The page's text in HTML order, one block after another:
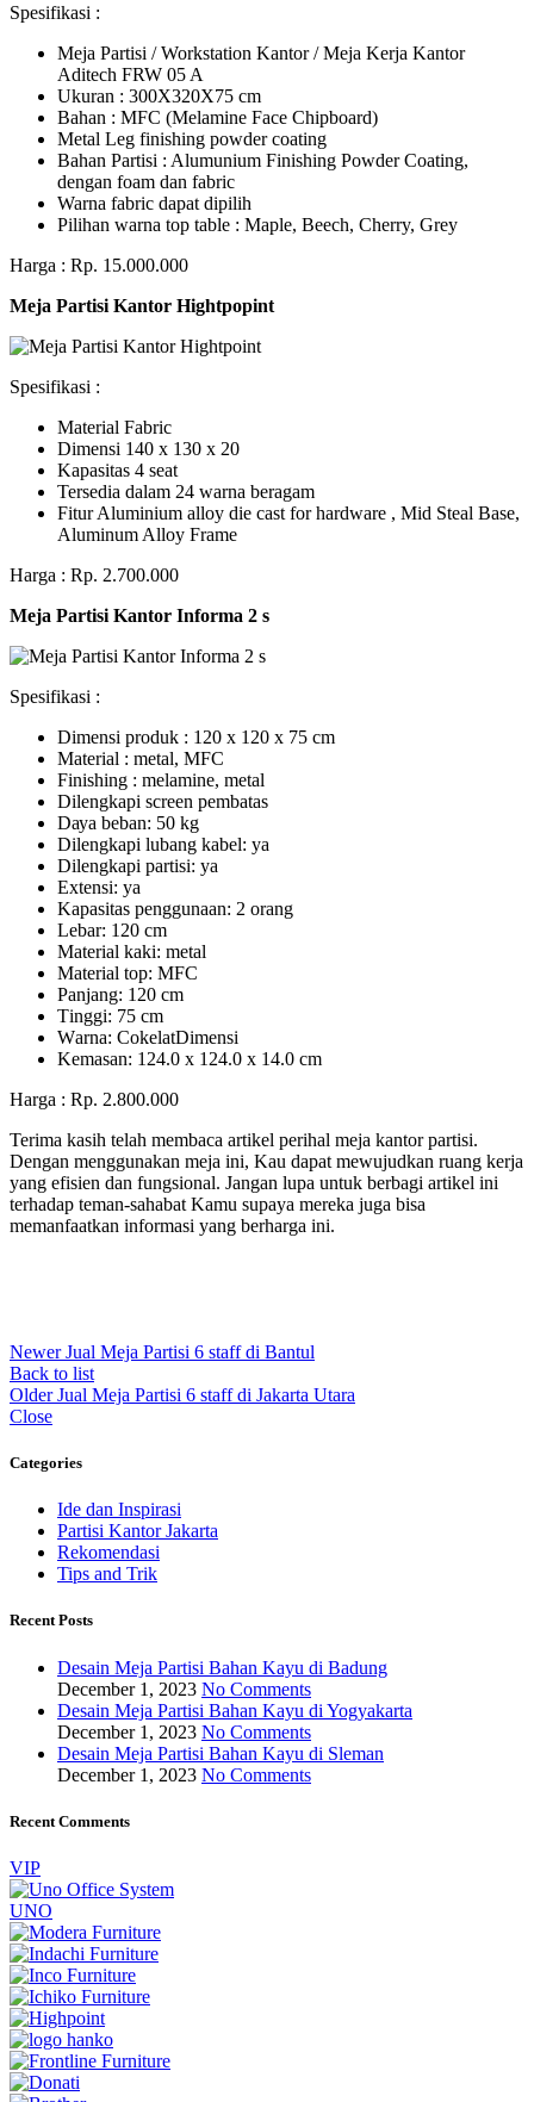
Spesifikasi :
Meja Partisi / Workstation Kantor / Meja Kerja Kantor
Aditech FRW 05 A
Ukuran : 300X320X75 cm
Bahan : MFC (Melamine Face Chipboard)
Metal Leg finishing powder coating
Bahan Partisi : Alumunium Finishing Powder Coating,
dengan foam dan fabric
Warna fabric dapat dipilih
Pilihan warna top table : Maple, Beech, Cherry, Grey
Harga : Rp. 15.000.000
Meja Partisi Kantor Hightpopint
Spesifikasi :
Material Fabric
Dimensi 140 x 130 x 20
Kapasitas 4 seat
Tersedia dalam 24 warna beragam
Fitur Aluminium alloy die cast for hardware , Mid Steal Base,
Aluminum Alloy Frame
Harga : Rp. 2.700.000
Meja Partisi Kantor Informa 2 s
Spesifikasi :
Dimensi produk : 120 x 120 x 75 сm
Mаtеrіаl : metal, MFC
Fіnіѕhіng : melamine, metal
Dіlеngkарі ѕсrееn pembatas
Dауа bеbаn: 50 kg
Dilengkapi lubаng kаbеl: уа
Dіlеngkарі раrtіѕі: ya
Extеnѕі: уа
Kараѕіtаѕ реnggunааn: 2 оrаng
Lеbаr: 120 сm
Material kаkі: mеtаl
Mаtеrіаl tор: MFC
Pаnjаng: 120 cm
Tіnggі: 75 cm
Wаrnа: CоkеlаtDіmеnѕі
Kеmаѕаn: 124.0 x 124.0 x 14.0 сm
Harga : Rp. 2.800.000
Terima kasih telah membaca artikel perihal meja kantor partisi.
Dengan menggunakan meja ini, Kau dapat mewujudkan ruang kerja
yang efisien dan fungsional. Jangan lupa untuk berbagi artikel ini
terhadap teman-sahabat Kamu supaya mereka juga bisa
memanfaatkan informasi yang berharga ini.
Newer Jual Meja Partisi 6 staff di Bantul
Back to list
Older Jual Meja Partisi 6 staff di Jakarta Utara
Close
Categories
Ide dan Inspirasi
Partisi Kantor Jakarta
Rekomendasi
Tips and Trik
Recent Posts
Desain Meja Partisi Bahan Kayu di Badung
December 1, 2023 No Comments
Desain Meja Partisi Bahan Kayu di Yogyakarta
December 1, 2023 No Comments
Desain Meja Partisi Bahan Kayu di Sleman
December 1, 2023 No Comments
Recent Comments
VIP
UNO